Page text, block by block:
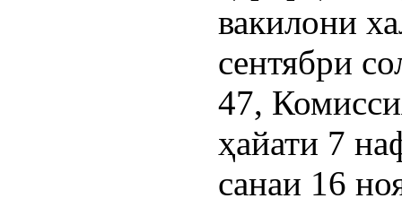
вакилони
сентябри
47,
ҳайати 7
санаи 16